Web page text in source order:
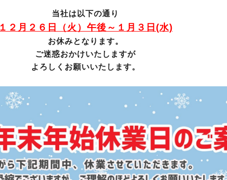
当社は以下の通り
１２月２６日（火）午後～１月３日(水)
お休みとなります。
ご迷惑おかけいたしますが
よろしくお願いいたします。